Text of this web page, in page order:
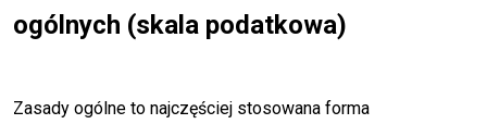
ogólnych (skala podatkowa)
Zasady ogólne to najczęściej stosowana forma